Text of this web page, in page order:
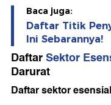
Baca juga:
Daftar Titik
Ini Sebarannya!
DaftarSektor
Darurat
Daftar sektor esensial